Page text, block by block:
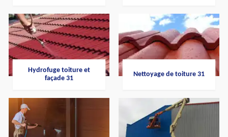
Hydrofuge toiture et
façade 31
Nettoyage de toiture 31